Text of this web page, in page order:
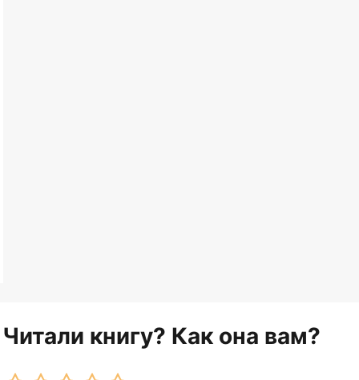
Читали книгу? Как она вам?